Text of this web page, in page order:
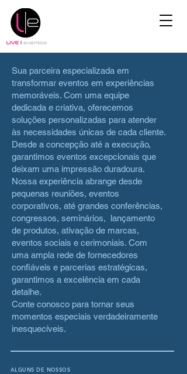
Sua parceira especializada em
transformar eventos em experiências
memoráveis. Com uma equipe
dedicada e criativa, oferecemos
soluções personalizadas para atender
às necessidades únicas de cada cliente.
Desde a concepção até a execução,
garantimos eventos excepcionais que
deixam uma impressão duradoura.
Nossa experiência abrange desde
pequenas reuniões, eventos
corporativos, até grandes conferências,
congressos, seminários, lançamento
de produtos, ativação de marcas,
eventos sociais e cerimoniais. Com
uma ampla rede de fornecedores
confiáveis e parcerias estratégicas,
garantimos a excelência em cada
detalhe.
Conte conosco para tornar seus
momentos especiais verdadeiramente
inesquecíveis.
ALGUNS DE NOSSOS